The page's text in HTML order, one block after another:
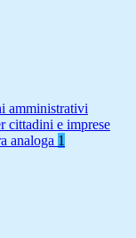
amministrativi
cittadini e imprese
analoga 1